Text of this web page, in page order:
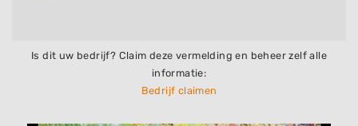
Is dit uw bedrijf? Claim deze vermelding en beheer zelf alle
informatie:
Bedrijf claimen